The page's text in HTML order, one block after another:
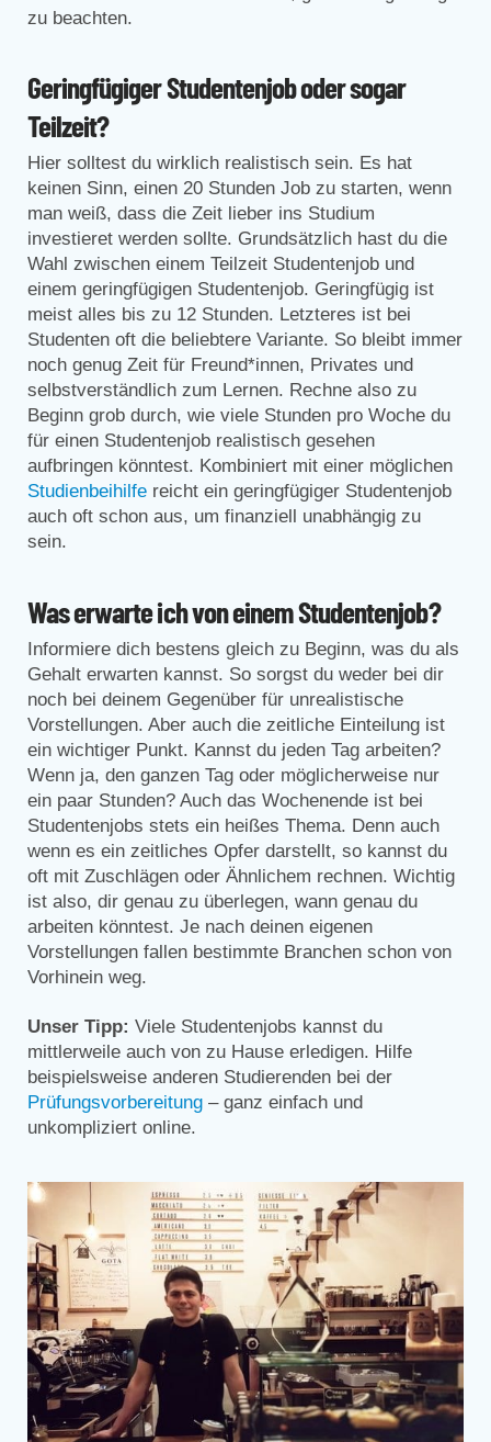
zu beachten.
Geringfügiger Studentenjob oder sogar
Teilzeit?
Hier solltest du wirklich realistisch sein. Es hat
keinen Sinn, einen 20 Stunden Job zu starten, wenn
man weiß, dass die Zeit lieber ins Studium
investieret werden sollte. Grundsätzlich hast du die
Wahl zwischen einem Teilzeit Studentenjob und
einem geringfügigen Studentenjob. Geringfügig ist
meist alles bis zu 12 Stunden. Letzteres ist bei
Studenten oft die beliebtere Variante. So bleibt immer
noch genug Zeit für Freund*innen, Privates und
selbstverständlich zum Lernen. Rechne also zu
Beginn grob durch, wie viele Stunden pro Woche du
für einen Studentenjob realistisch gesehen
aufbringen könntest. Kombiniert mit einer möglichen
Studienbeihilfe reicht ein geringfügiger Studentenjob
auch oft schon aus, um finanziell unabhängig zu
sein.
Was erwarte ich von einem Studentenjob?
Informiere dich bestens gleich zu Beginn, was du als
Gehalt erwarten kannst. So sorgst du weder bei dir
noch bei deinem Gegenüber für unrealistische
Vorstellungen. Aber auch die zeitliche Einteilung ist
ein wichtiger Punkt. Kannst du jeden Tag arbeiten?
Wenn ja, den ganzen Tag oder möglicherweise nur
ein paar Stunden? Auch das Wochenende ist bei
Studentenjobs stets ein heißes Thema. Denn auch
wenn es ein zeitliches Opfer darstellt, so kannst du
oft mit Zuschlägen oder Ähnlichem rechnen. Wichtig
ist also, dir genau zu überlegen, wann genau du
arbeiten könntest. Je nach deinen eigenen
Vorstellungen fallen bestimmte Branchen schon von
Vorhinein weg.
Unser Tipp: Viele Studentenjobs kannst du
mittlerweile auch von zu Hause erledigen. Hilfe
beispielsweise anderen Studierenden bei der
Prüfungsvorbereitung – ganz einfach und
unkompliziert online.